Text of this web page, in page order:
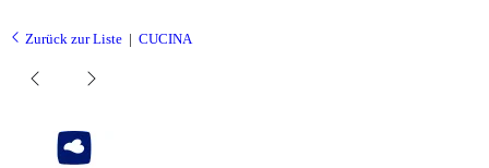
Zurück zur Liste CUCINA